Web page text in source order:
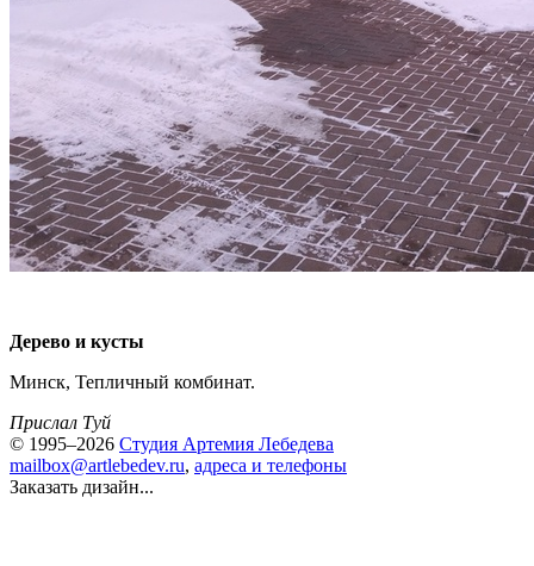
Дерево и кусты
Минск, Тепличный комбинат.
Прислал Туй
© 1995–2026 Студия Артемия Лебедева
mailbox@artlebedev.ru, адреса и телефоны
Заказать дизайн...